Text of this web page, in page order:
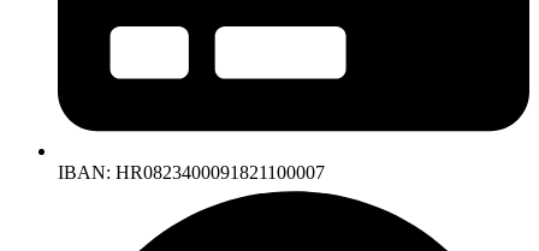
IBAN: HR0823400091821100007